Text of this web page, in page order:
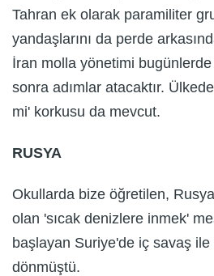
Tahran ek olarak paramiliter
yandaşlarını da perde
İran molla yönetimi
sonra adımlar atacaktır.
mi' korkusu da mevcut.
RUSYA
Okullarda bize öğretilen,
olan 'sıcak denizlere inmek'
başlayan Suriye'de iç savaş
dönmüştü.